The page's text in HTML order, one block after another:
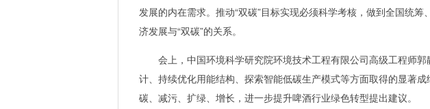
发展的内在需求。推动“双碳”目标实现必须科学考核，做到全国统
济发展与“双碳”的关系。
会上，中国环境科学研究院环境技术工程有限公司高级工程师
计、持续优化用能结构、探索智能低碳生产模式等方面取得的显著
碳、减污、扩绿、增长，进一步提升啤酒行业绿色转型提出建议。